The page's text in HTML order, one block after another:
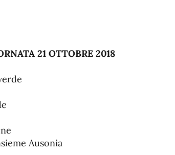
21 OTTOBRE 2018
Ausonia